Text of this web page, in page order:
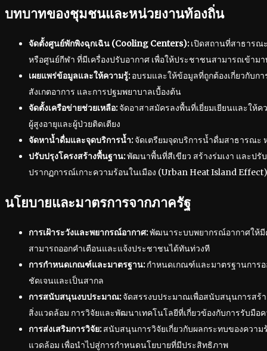
บทบาทของชุมชนและหน่วยงานท้องถิ่น
จัดตั้งศูนย์พักพิงฉุกเฉิน (Cooling Centers):เปิดสถานที่สาธารณ
หรือศูนย์กีฬา ที่มีเครื่องปรับอากาศ เพื่อให้ประชาชนสามารถเข้าม
เผยแพร่ข้อมูลและให้ความรู้:อบรมและให้ข้อมูลที่ถูกต้องเกี่ยวกับก
สังเกตอาการ และการปฐมพยาบาลเบื้องต้น
จัดตั้งเครือข่ายช่วยเหลือ:จัดอาสาสมัครลงพื้นที่เยี่ยมเยียนและให้ค
ผู้สูงอายุและผู้ป่วยติดเตียง
จัดหาน้ำดื่มและจุดบริการน้ำ:จัดเตรียมจุดบริการน้ำดื่มสาธารณะ
ปรับปรุงโครงสร้างพื้นฐาน:พัฒนาพื้นที่สีเขียว สร้างร่มเงา และปรั
ปรากฏการณ์เกาะความร้อนในเมือง (Urban Heat Island Effect)
นโยบายและมาตรการจากภาครัฐ
การเฝ้าระวังและพยากรณ์อากาศ:พัฒนาระบบพยากรณ์อากาศให้มี
สามารถออกคำเตือนและแจ้งประชาชนได้ทันท่วงที
การกำหนดเกณฑ์และมาตรฐาน:กำหนดเกณฑ์และมาตรฐานการ
ชัดเจนและเป็นสากล
การสนับสนุนงบประมาณ:จัดสรรงบประมาณเพื่อสนับสนุนการสร้
สิ่งแวดล้อม การวิจัยและพัฒนาเทคโนโลยีที่เกี่ยวข้องกับการรับมือ
การส่งเสริมการวิจัย:สนับสนุนการวิจัยเกี่ยวกับผลกระทบของความ
แวดล้อม เพื่อนำไปสู่การกำหนดนโยบายที่มีประสิทธิภาพ